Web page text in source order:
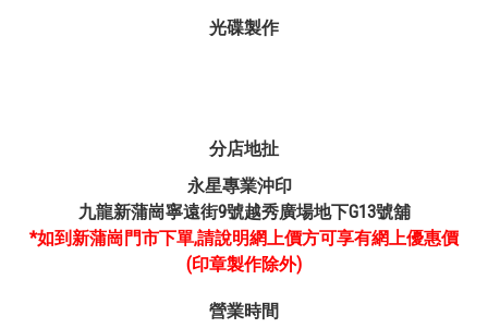
光碟製作
分店地扯
永星專業沖印
九龍新蒲崗寧遠街9號越秀廣場地下G13號舖
*如到新蒲崗門市下單,請說明網上價方可享有網上優惠價
(印章製作除外)
營業時間